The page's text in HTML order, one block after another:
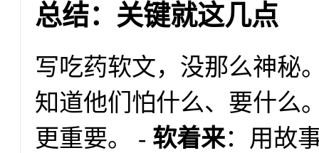
总结：关键就这几点
写吃药软文，没那么神秘
知道他们怕什么、要什么
更重要。 - 软着来：用故